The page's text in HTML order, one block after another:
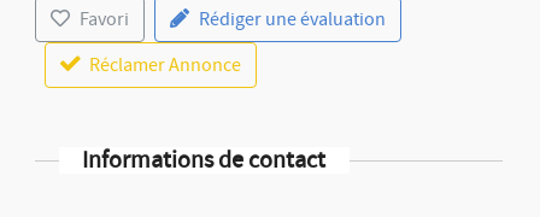
Favori
Rédiger une évaluation
Réclamer Annonce
Informations de contact